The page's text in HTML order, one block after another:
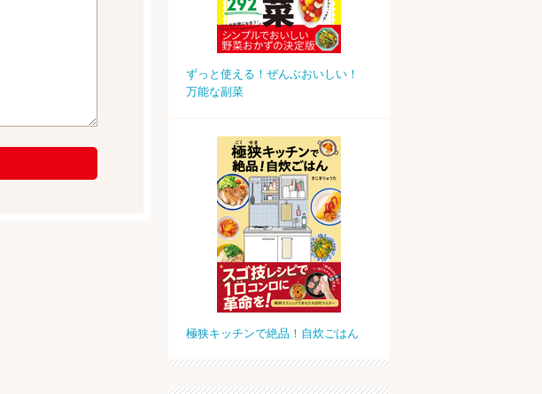
ずっと使える！ぜんぶおいしい！
万能な副菜
極狭キッチンで絶品！自炊ごはん